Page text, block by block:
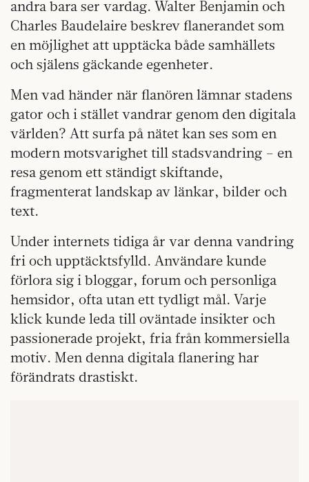
andra bara ser vardag. Walter Benjamin och
Charles Baudelaire beskrev flanerandet som
en möjlighet att upptäcka både samhällets
och själens gäckande egenheter.
Men vad händer när flanören lämnar stadens
gator och i stället vandrar genom den digitala
världen? Att surfa på nätet kan ses som en
modern motsvarighet till stadsvandring – en
resa genom ett ständigt skiftande,
fragmenterat landskap av länkar, bilder och
text.
Under internets tidiga år var denna vandring
fri och upptäcktsfylld. Användare kunde
förlora sig i bloggar, forum och personliga
hemsidor, ofta utan ett tydligt mål. Varje
klick kunde leda till oväntade insikter och
passionerade projekt, fria från kommersiella
motiv. Men denna digitala flanering har
förändrats drastiskt.